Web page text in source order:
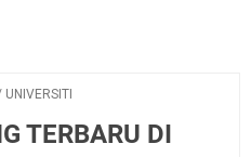
UNIVERSITI
TERBARU DI